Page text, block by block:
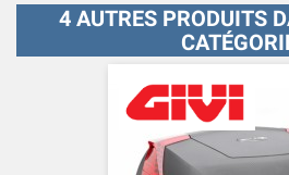
4 AUTRES PRODUITS